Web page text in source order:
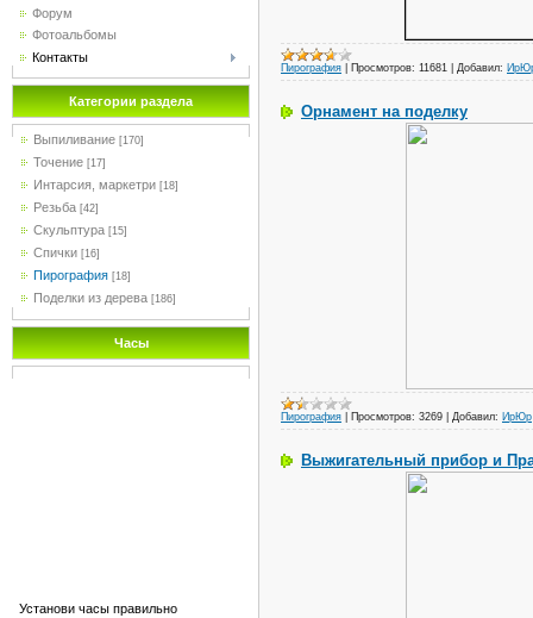
Форум
Фотоальбомы
Контакты
Категории раздела
Выпиливание [170]
Точение [17]
Интарсия, маркетри [18]
Резьба [42]
Скульптура [15]
Спички [16]
Пирография [18]
Поделки из дерева [186]
Часы
Установи часы правильно
Пирография Просмотров: 11681 Добавил:
Орнамент на поделку
Пирография Просмотров: 3269 Добавил: ИрЮр
Выжигательный прибор и